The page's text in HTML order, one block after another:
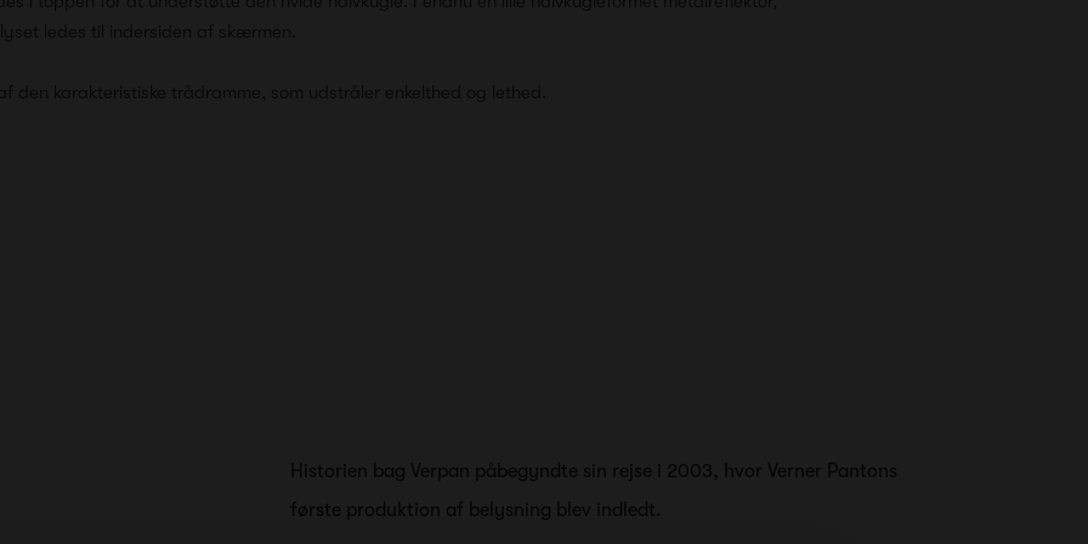
ledes til indersiden af skærmen.
den karakteristiske trådramme, som udstråler enkelthed og lethed.
Historien bag Verpan påbegyndte sin rejse i 2003, hvor Verner Pantons
første produktion af belysning blev indledt.